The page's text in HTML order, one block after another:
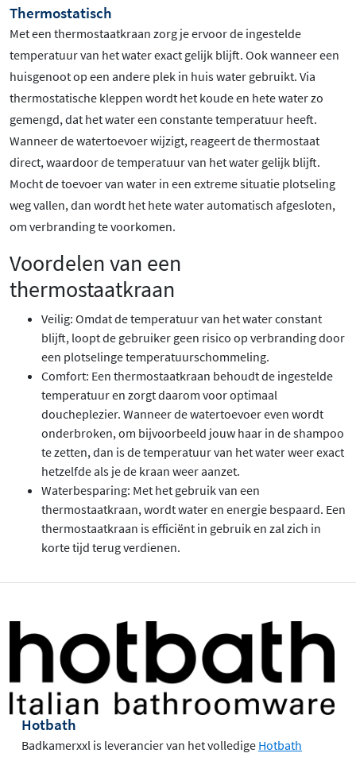
Thermostatisch
Met een thermostaatkraan zorg je ervoor de ingestelde
temperatuur van het water exact gelijk blijft. Ook wanneer een
huisgenoot op een andere plek in huis water gebruikt. Via
thermostatische kleppen wordt het koude en hete water zo
gemengd, dat het water een constante temperatuur heeft.
Wanneer de watertoevoer wijzigt, reageert de thermostaat
direct, waardoor de temperatuur van het water gelijk blijft.
Mocht de toevoer van water in een extreme situatie plotseling
weg vallen, dan wordt het hete water automatisch afgesloten,
om verbranding te voorkomen.
Voordelen van een
thermostaatkraan
Veilig: Omdat de temperatuur van het water constant
blijft, loopt de gebruiker geen risico op verbranding door
een plotselinge temperatuurschommeling.
Comfort: Een thermostaatkraan behoudt de ingestelde
temperatuur en zorgt daarom voor optimaal
doucheplezier. Wanneer de watertoevoer even wordt
onderbroken, om bijvoorbeeld jouw haar in de shampoo
te zetten, dan is de temperatuur van het water weer exact
hetzelfde als je de kraan weer aanzet.
Waterbesparing: Met het gebruik van een
thermostaatkraan, wordt water en energie bespaard. Een
thermostaatkraan is efficiënt in gebruik en zal zich in
korte tijd terug verdienen.
Hotbath
Badkamerxxl is leverancier van het volledige Hotbath